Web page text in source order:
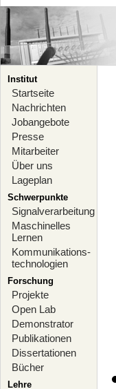
Institut
Startseite
Nachrichten
Jobangebote
Presse
Mitarbeiter
Über uns
Lageplan
Schwerpunkte
Signalverarbeitung
Maschinelles
Lernen
Kommunikations-
technologien
Forschung
Projekte
Open Lab
Demonstrator
Publikationen
Dissertationen
Bücher
Lehre